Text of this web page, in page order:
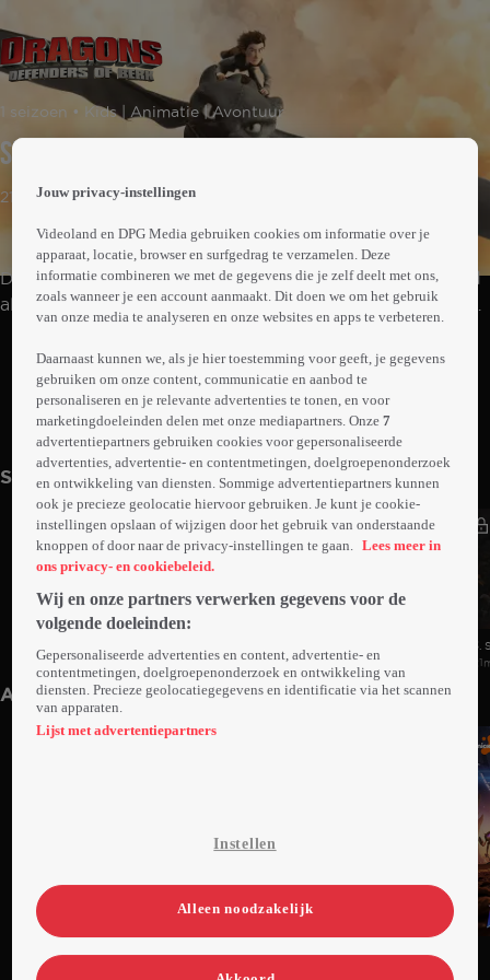
page
1 seizoen • Kids | Animatie | Avontuur
Seizoen 1
21min
De bewoners van het eiland Berk zagen de draken altijd
als gevaarlijk. Hikkie heeft laten zien dat je draken kunt
trainen. Met zijn vrienden probeert hij boosaardige en
onverwachte vijanden verslaan.
Meer
info
Seizoen 1
21min
21min
3.
Anderen kijken ook
programma
programma
Jouw privacy-instellingen
Videoland en DPG Media gebruiken cookies om informatie over je
apparaat, locatie, browser en surfgedrag te verzamelen. Deze
informatie combineren we met de gegevens die je zelf deelt met ons,
zoals wanneer je een account aanmaakt. Dit doen we om het gebruik
van onze media te analyseren en onze websites en apps te verbeteren.
Daarnaast kunnen we, als je hier toestemming voor geeft, je gegevens
gebruiken om onze content, communicatie en aanbod te
personaliseren en je relevante advertenties te tonen, en voor
marketingdoeleinden delen met onze mediapartners. Onze7
advertentiepartners gebruiken cookies voor gepersonaliseerde
advertenties, advertentie- en contentmetingen, doelgroepenonderzoek
en ontwikkeling van diensten. Sommige advertentiepartners kunnen
ook je precieze geolocatie hiervoor gebruiken. Je kunt je cookie-
instellingen opslaan of wijzigen door het gebruik van onderstaande
knoppen of door naar de privacy-instellingen te gaan.
Lees meer in
ons privacy- en cookiebeleid.
Wij en onze partners verwerken gegevens voor de
volgende doeleinden:
Gepersonaliseerde advertenties en content, advertentie- en
contentmetingen, doelgroepenonderzoek en ontwikkeling van
diensten. Precieze geolocatiegegevens en identificatie via het scannen
van apparaten.
Lijst met advertentiepartners
Instellen
Alleen noodzakelijk